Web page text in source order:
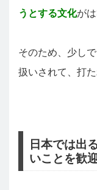
うとする文化が
そのため、少し
扱いされて、打
日本では出
いことを歓